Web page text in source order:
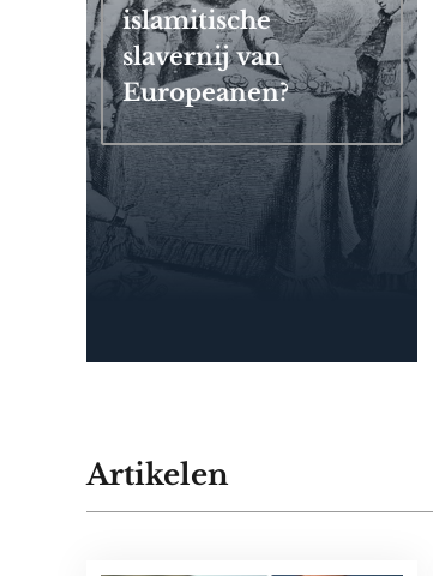
islamitische
slavernij van
Europeanen?
Artikelen